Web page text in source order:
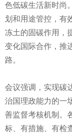
色低碳生活新时尚
划和用途管控，有
冻土的固碳作用，
变化国际合作，推
路。
会议强调，实现碳
治国理政能力的一
善监督考核机制。
标、有措施、有检